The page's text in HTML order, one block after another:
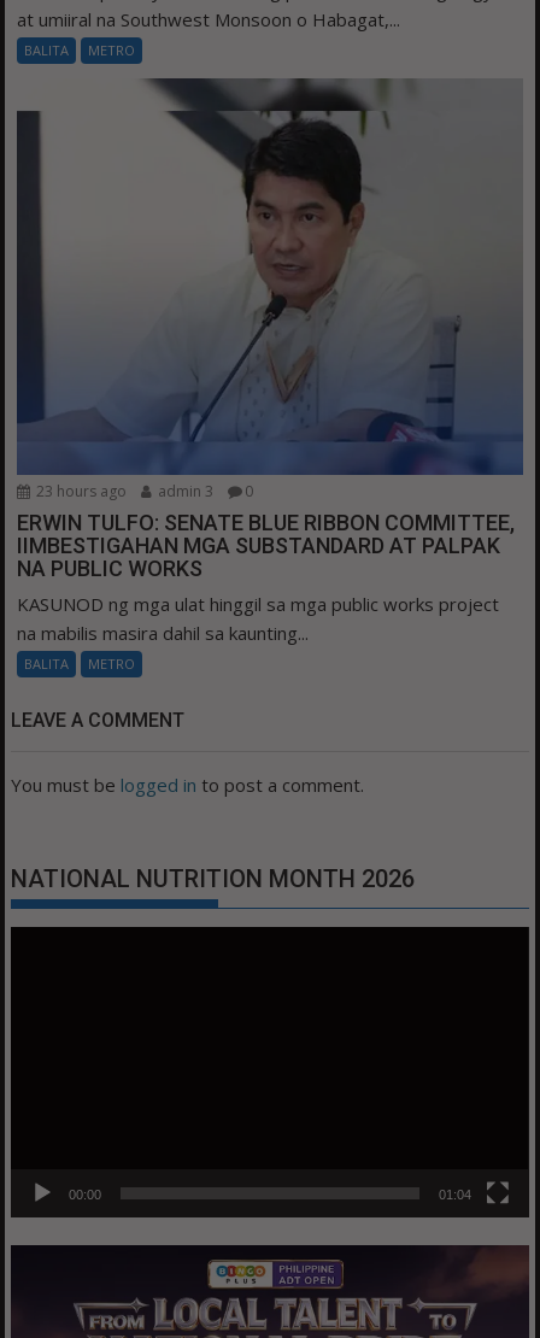
at umiiral na Southwest Monsoon o Habagat,...
BALITA METRO
23 hours ago admin 3 0
ERWIN TULFO: SENATE BLUE RIBBON COMMITTEE,
IIMBESTIGAHAN MGA SUBSTANDARD AT PALPAK
NA PUBLIC WORKS
KASUNOD ng mga ulat hinggil sa mga public works project
na mabilis masira dahil sa kaunting...
BALITA METRO
LEAVE A COMMENT
You must be logged in to post a comment.
NATIONAL NUTRITION MONTH 2026
00:00 01:04